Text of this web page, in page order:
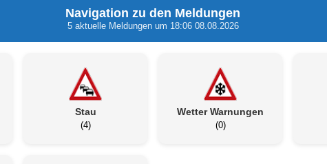
Navigation zu den Meldungen
5 aktuelle Meldungen um 18:06 08.08.2026
Stau
(4)
Wetter Warnungen
(0)